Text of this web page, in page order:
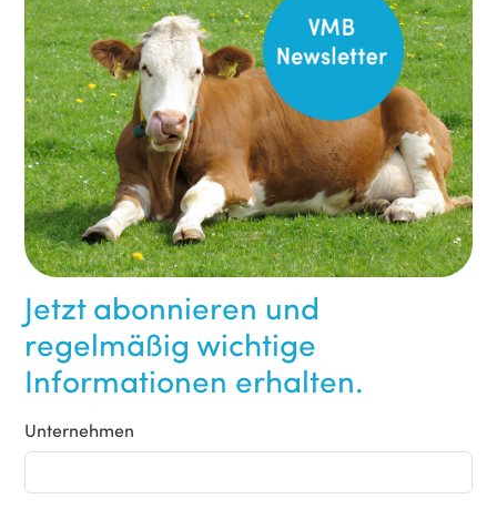
Jetzt abonnieren und
regelmäßig wichtige
Informationen erhalten.
Unternehmen